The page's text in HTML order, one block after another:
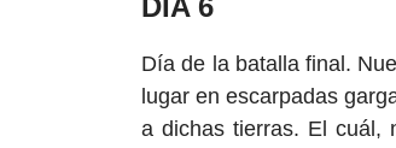
DÍA 6
Día de la batalla final.
lugar en escarpadas
a dichas tierras. El cuál,